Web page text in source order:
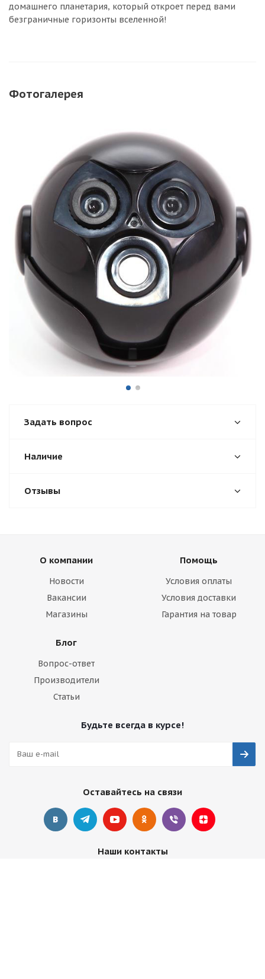
домашнего планетария, который откроет перед вами
безграничные горизонты вселенной!
Фотогалерея
Задать вопрос
Наличие
Отзывы
О компании
Новости
Вакансии
Магазины
Помощь
Условия оплаты
Условия доставки
Гарантия на товар
Блог
Вопрос-ответ
Производители
Статьи
Будьте всегда в курсе!
Оставайтесь на связи
Наши контакты